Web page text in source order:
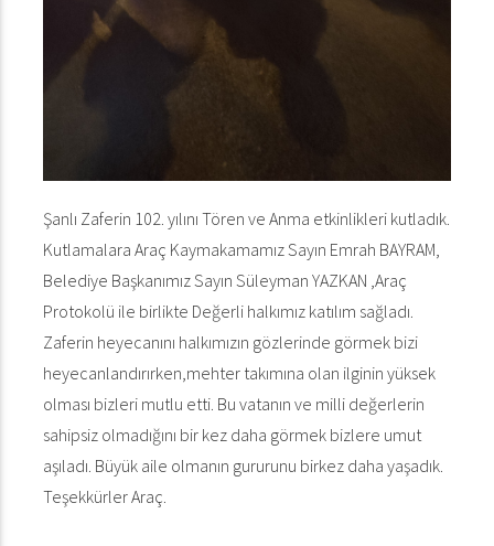
Şanlı Zaferin 102. yılını Tören ve Anma etkinlikleri kutladık.
Kutlamalara Araç Kaymakamamız Sayın Emrah BAYRAM,
Belediye Başkanımız Sayın Süleyman YAZKAN ,Araç
Protokolü ile birlikte Değerli halkımız katılım sağladı.
Zaferin heyecanını halkımızın gözlerinde görmek bizi
heyecanlandırırken,mehter takımına olan ilginin yüksek
olması bizleri mutlu etti. Bu vatanın ve milli değerlerin
sahipsiz olmadığını bir kez daha görmek bizlere umut
aşıladı. Büyük aile olmanın gururunu birkez daha yaşadık.
Teşekkürler Araç.